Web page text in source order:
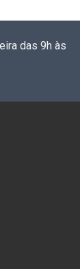
das 9h às